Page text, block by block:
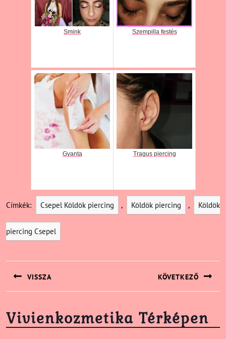
Smink Szempilla festés
Gyanta Tragus piercing
Címkék: Csepel Köldök piercing , Köldök piercing , Köldök
piercing Csepel
VISSZA
Previous
KÖVETKEZŐ
Next
Vivienkozmetika Térképen